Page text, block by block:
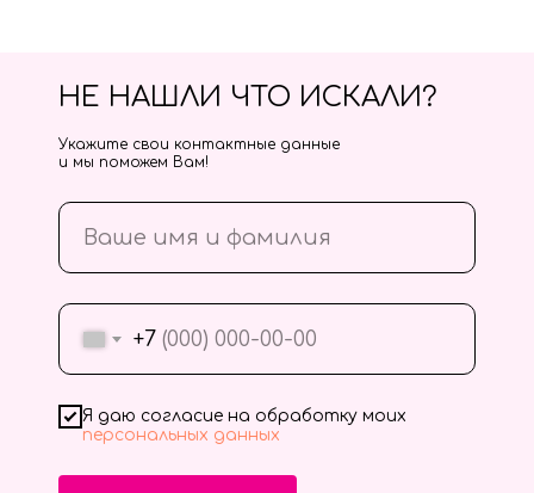
+7
Я даю согласие на обработку моих
персональных данных
НЕ НАШЛИ ЧТО ИСКАЛИ?
Укажите свои контактные данные
и мы поможем Вам!